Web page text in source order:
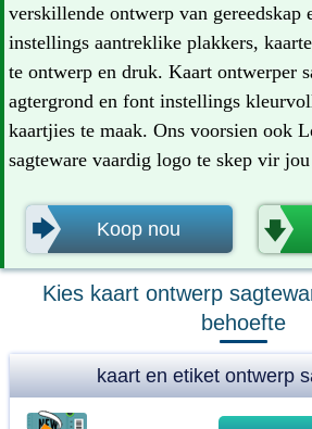
verskillende ontwerp van gereedskap
instellings aantreklike plakkers,
te ontwerp en druk. Kaart ontwerper
agtergrond en font instellings
kaartjies te maak. Ons voorsien ook
sagteware vaardig logo te skep vir
🡆 Koop nou 🡇
Kies kaart ontwerp
behoefte
kaart en etiket ontwerp